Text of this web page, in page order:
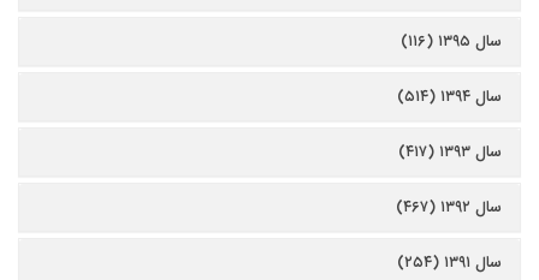
سال ۱۳۹۵ (۱۱۶)
سال ۱۳۹۴ (۵۱۴)
سال ۱۳۹۳ (۴۱۷)
سال ۱۳۹۲ (۴۶۷)
سال ۱۳۹۱ (۲۵۴)